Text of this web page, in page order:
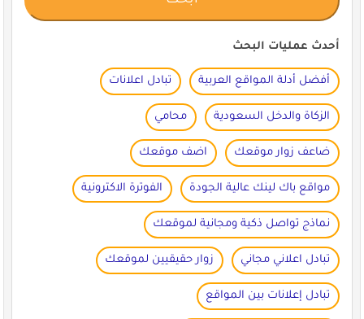
أحدث عمليات البحث
أفضل أدلة المواقع العربية تبادل اعلانات
الزكاة والدخل السعودية محامي
ضاعف زوار موقعك اضف موقعك
مواقع باك لينك عالية الجودة الفوترة الاكترونية
نماذج تواصل ذكية ومجانية لموقعك
تبادل اعلاني مجاني زوار حقيقيين لموقعك
تبادل إعلانات بين المواقع